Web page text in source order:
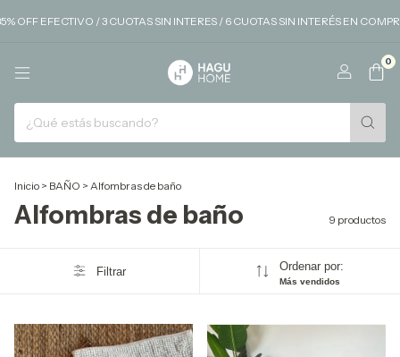
EFECTIVO / 3 CUOTAS SIN INTERES / 6 CUOTAS SIN INTERÉS EN COMPRAS
0
Inicio > BAÑO > Alfombras de baño
Alfombras de baño 9 productos
Filtrar Ordenar por:
Más vendidos